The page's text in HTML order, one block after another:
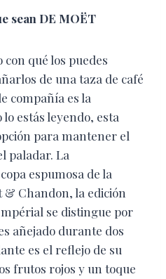
sean DE MOËT
qué los puedes
de una taza de café
compañía es la
estás leyendo, esta
para mantener el
paladar. La
espumosa de la
& Chandon, la edición
se distingue por
añejado durante dos
es el reflejo de su
frutos rojos y un toque